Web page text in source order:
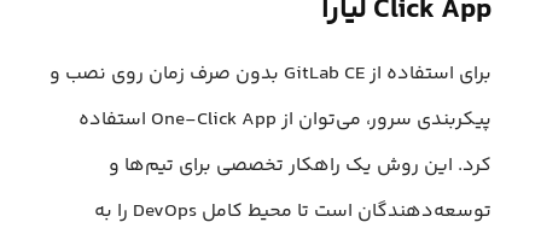
Click App لیارا
برای استفاده از GitLab CE بدون صرف زمان روی نصب و
پیکربندی سرور، می‌توان از One-Click App استفاده
کرد. این روش یک راهکار تخصصی برای تیم‌ها و
توسعه‌دهندگان است تا محیط کامل DevOps را به